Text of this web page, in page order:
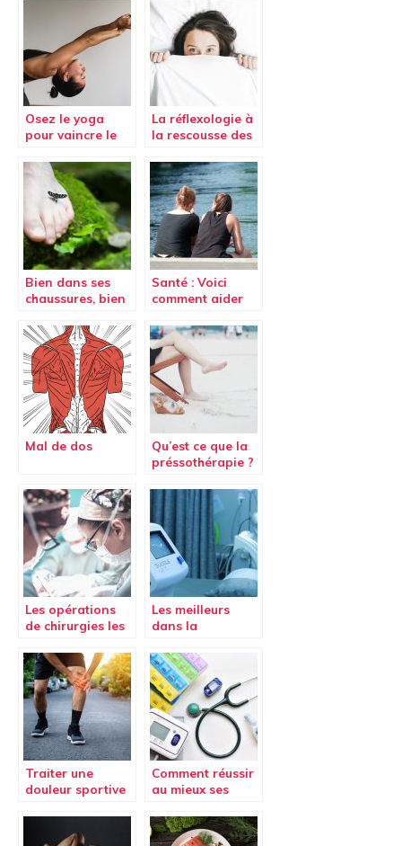
Osez le yoga
pour vaincre le
La réflexologie à
la rescousse des
Bien dans ses
chaussures, bien
chasser le stress
Santé : Voici
comment aider
victime de
harcèlement
sexuelle
Mal de dos
Qu’est ce que la
préssothérapie ?
Les opérations
de chirurgies les
aujourd’hui.
Les meilleurs
dans la
Traiter une
douleur sportive
Comment réussir
au mieux ses
(Parcours d’Accès
Spécifique Santé)